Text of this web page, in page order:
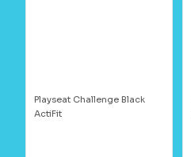
Playseat Challenge Black
ActiFit